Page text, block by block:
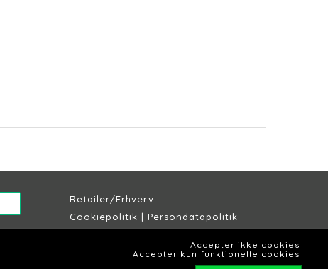
Retailer/Erhverv
Cookiepolitik | Persondatapolitik
Lagersalg Slagelse
Accepter ikke cookies
Accepter kun funktionelle cookies